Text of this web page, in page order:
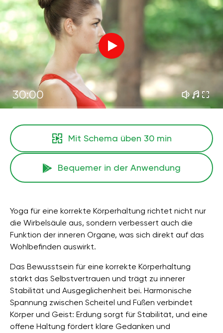
30:00
Mit Schema üben 30 min
Bequemer in der Anwendung
Yoga für eine korrekte Körperhaltung richtet nicht nur
die Wirbelsäule aus, sondern verbessert auch die
Funktion der inneren Organe, was sich direkt auf das
Wohlbefinden auswirkt.
Das Bewusstsein für eine korrekte Körperhaltung
stärkt das Selbstvertrauen und trägt zu innerer
Stabilität und Ausgeglichenheit bei. Harmonische
Spannung zwischen Scheitel und Füßen verbindet
Körper und Geist: Erdung sorgt für Stabilität, und eine
offene Haltung fördert klare Gedanken und